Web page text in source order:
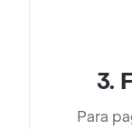
3.
Para